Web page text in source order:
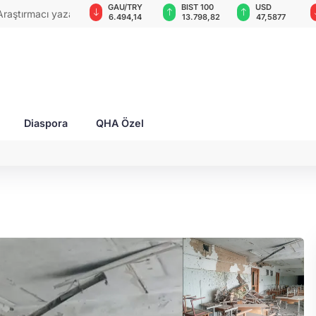
ile Ahıska
6.494,14
BIST 100
13.798,82
USD
47,5877
EUR
54,9474
Diaspora QHA Özel